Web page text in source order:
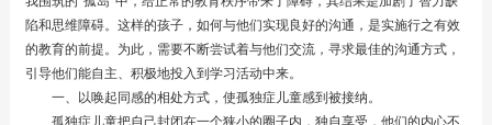
陷和思维障碍。这样的孩子，如何与他们实现良好的沟通，是实施行之有效
的教育的前提。为此，需要不断尝试着与他们交流，寻求最佳的沟通方式，
引导他们能自主、积极地投入到学习活动中来。
一、以唤起同感的相处方式，使孤独症儿童感到被接纳。
孤独症儿童把自己封闭在一个狭小的圈子内，独自享受，他们的内心不